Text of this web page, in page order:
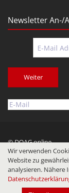
Newsletter An-/
Weiter
© DOAG online
Impressum
Wir verwenden
Website zu
analysieren. Nähere